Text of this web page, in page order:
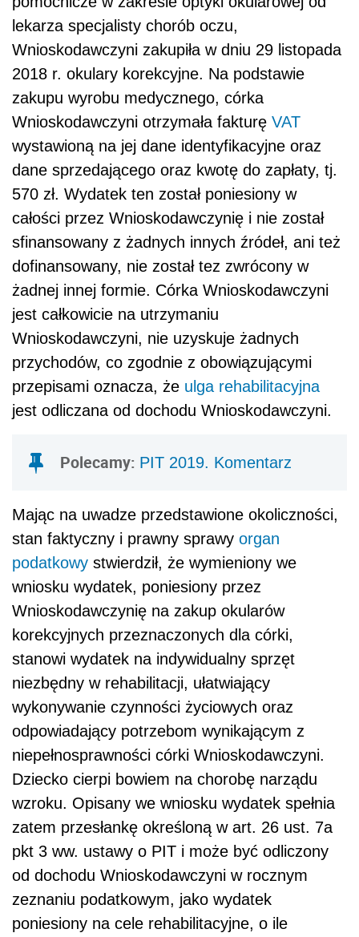
lekarza specjalisty chorób oczu,
Wnioskodawczyni zakupiła w dniu 29 listopada
2018 r. okulary korekcyjne. Na podstawie
zakupu wyrobu medycznego, córka
Wnioskodawczyni otrzymała fakturę VAT
wystawioną na jej dane identyfikacyjne oraz
dane sprzedającego oraz kwotę do zapłaty, tj.
570 zł. Wydatek ten został poniesiony w
całości przez Wnioskodawczynię i nie został
sfinansowany z żadnych innych źródeł, ani też
dofinansowany, nie został tez zwrócony w
żadnej innej formie. Córka Wnioskodawczyni
jest całkowicie na utrzymaniu
Wnioskodawczyni, nie uzyskuje żadnych
przychodów, co zgodnie z obowiązującymi
przepisami oznacza, że ulga rehabilitacyjna
jest odliczana od dochodu Wnioskodawczyni.
Polecamy: PIT 2019. Komentarz
Mając na uwadze przedstawione okoliczności,
stan faktyczny i prawny sprawy organ
podatkowy stwierdził, że wymieniony we
wniosku wydatek, poniesiony przez
Wnioskodawczynię na zakup okularów
korekcyjnych przeznaczonych dla córki,
stanowi wydatek na indywidualny sprzęt
niezbędny w rehabilitacji, ułatwiający
wykonywanie czynności życiowych oraz
odpowiadający potrzebom wynikającym z
niepełnosprawności córki Wnioskodawczyni.
Dziecko cierpi bowiem na chorobę narządu
wzroku. Opisany we wniosku wydatek spełnia
zatem przesłankę określoną w art. 26 ust. 7a
pkt 3 ww. ustawy o PIT i może być odliczony
od dochodu Wnioskodawczyni w rocznym
zeznaniu podatkowym, jako wydatek
poniesiony na cele rehabilitacyjne, o ile